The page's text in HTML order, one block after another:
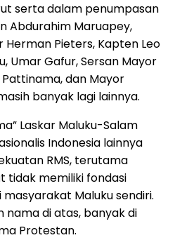
serta dalam penumpasan
Abdurahim Maruapey,
Herman Pieters, Kapten Leo
Umar Gafur, Sersan Mayor
dan Mayor
banyak lagi lainnya.
Laskar Maluku-Salam
Indonesia lainnya
RMS, terutama
tidak memiliki fondasi
Maluku sendiri.
nama di atas, banyak di
Protestan.